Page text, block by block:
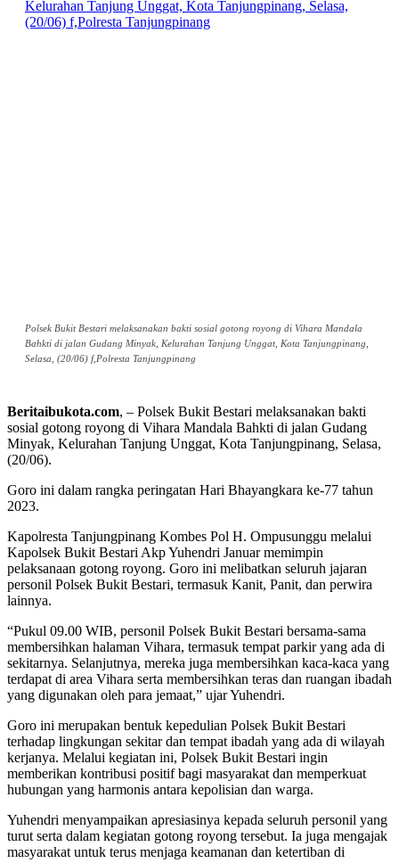
Polsek Bukit Bestari melaksanakan bakti sosial gotong royong di Vihara Mandala
Bahkti di jalan Gudang Minyak, Kelurahan Tanjung Unggat, Kota Tanjungpinang,
Selasa, (20/06) f,Polresta Tanjungpinang
Beritaibukota.com, – Polsek Bukit Bestari melaksanakan bakti
sosial gotong royong di Vihara Mandala Bahkti di jalan Gudang
Minyak, Kelurahan Tanjung Unggat, Kota Tanjungpinang, Selasa,
(20/06).
Goro ini dalam rangka peringatan Hari Bhayangkara ke-77 tahun
2023.
Kapolresta Tanjungpinang Kombes Pol H. Ompusunggu melalui
Kapolsek Bukit Bestari Akp Yuhendri Januar memimpin
pelaksanaan gotong royong. Goro ini melibatkan seluruh jajaran
personil Polsek Bukit Bestari, termasuk Kanit, Panit, dan perwira
lainnya.
“Pukul 09.00 WIB, personil Polsek Bukit Bestari bersama-sama
membersihkan halaman Vihara, termasuk tempat parkir yang ada di
sekitarnya. Selanjutnya, mereka juga membersihkan kaca-kaca yang
terdapat di area Vihara serta membersihkan teras dan ruangan ibadah
yang digunakan oleh para jemaat,” ujar Yuhendri.
Goro ini merupakan bentuk kepedulian Polsek Bukit Bestari
terhadap lingkungan sekitar dan tempat ibadah yang ada di wilayah
kerjanya. Melalui kegiatan ini, Polsek Bukit Bestari ingin
memberikan kontribusi positif bagi masyarakat dan memperkuat
hubungan yang harmonis antara kepolisian dan warga.
Yuhendri menyampaikan apresiasinya kepada seluruh personil yang
turut serta dalam kegiatan gotong royong tersebut. Ia juga mengajak
masyarakat untuk terus menjaga keamanan dan ketertiban di